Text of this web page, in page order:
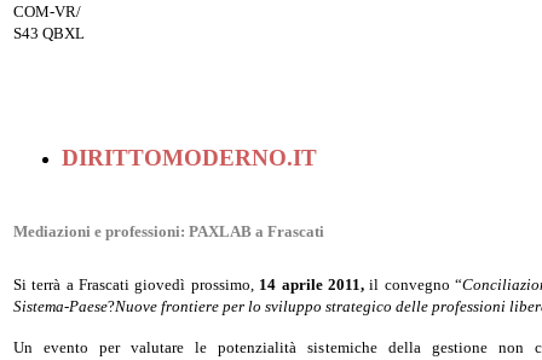
COM-VR/
S43 QBXL
DIRITTOMODERNO.IT
Mediazioni e professioni: PAXLAB a Frascati
Si terrà a Frascati giovedì prossimo, 14 aprile 2011,il convegno “
Sistema-Paese?Nuove frontiere per lo sviluppo strategico delle professioni
Un evento per valutare le potenzialità sistemiche della gestione non